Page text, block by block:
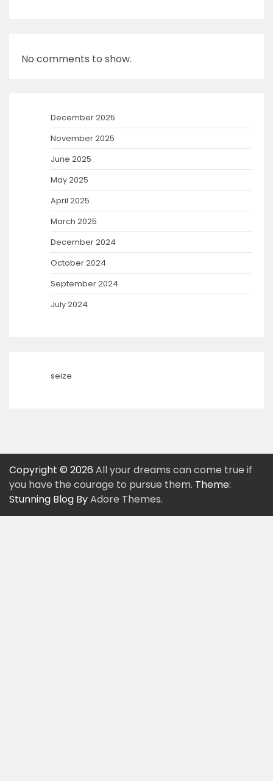
No comments to show.
December 2025
November 2025
June 2025
May 2025
April 2025
March 2025
December 2024
October 2024
September 2024
July 2024
seize
Copyright © 2026 All your dreams can come true if
you have the courage to pursue them. Theme:
Stunning Blog ByAdore Themes.